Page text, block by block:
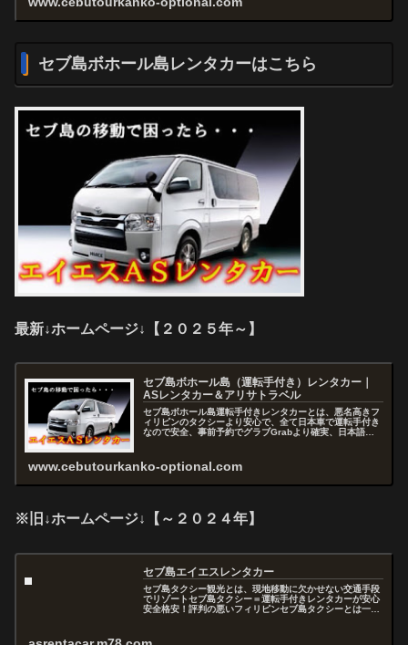
セブ島ボホール島レンタカーはこちら
最新↓ホームページ↓【２０２５年～】
セブ島ボホール島（運転手付き）レンタカー｜
ASレンタカー＆アリサトラベル
セブ島ボホール島運転手付きレンタカーとは、悪名高きフ
ィリピンのタクシーより安心で、全て日本車で運転手付き
なので安全、事前予約でグラブGrabより確実、日本語で
www.cebutourkanko-optional.com
※旧↓ホームページ↓【～２０２４年】
セブ島エイエスレンタカー
セブ島タクシー観光とは、現地移動に欠かせない交通手段
でリゾートセブ島タクシー＝運転手付きレンタカーが安心
安全格安！評判の悪いフィリピンセブ島タクシーとは一味